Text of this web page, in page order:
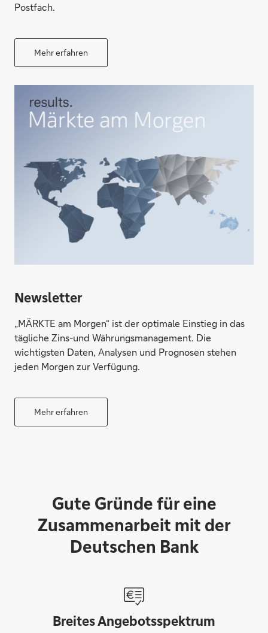
Postfach.
Mehr erfahren
Newsletter
„MÄRKTE am Morgen“ ist der optimale Einstieg in das
tägliche Zins-und Währungsmanagement. Die
wichtigsten Daten, Analysen und Prognosen stehen
jeden Morgen zur Verfügung.
Mehr erfahren
Gute Gründe für eine
Zusammenarbeit mit der
Deutschen Bank
Breites Angebotsspektrum